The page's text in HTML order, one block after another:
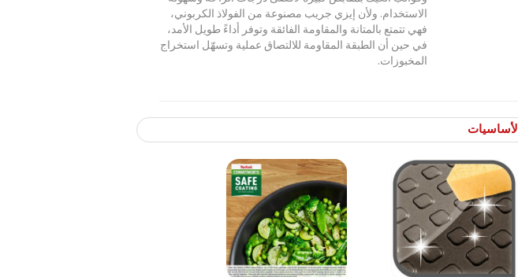
الاستخدام. ولأن إيزي جريب مصنوعة من الفولاذ الكربوني،
فهي تتمتع بالمتانة والمقاومة الفائقة وتوفر أداءً طويل الأمد،
في حين أن الطبقة المقاومة للالتصاق عملية وتسهّل استخراج
المخبوزات.
الأساسيات